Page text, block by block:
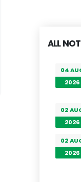
ALL
04
2026
02
2026
02
2026